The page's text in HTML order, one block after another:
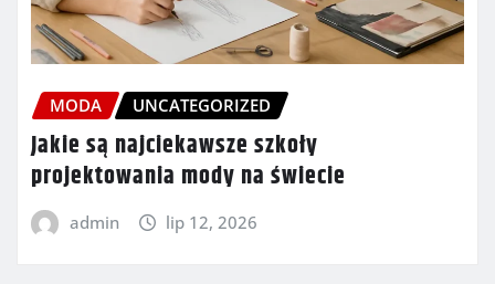
MODA UNCATEGORIZED
Jakie są najciekawsze szkoły
projektowania mody na świecie
admin lip 12, 2026